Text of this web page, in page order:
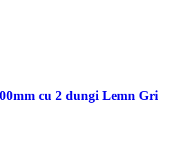
cu 2 dungi Lemn Gri